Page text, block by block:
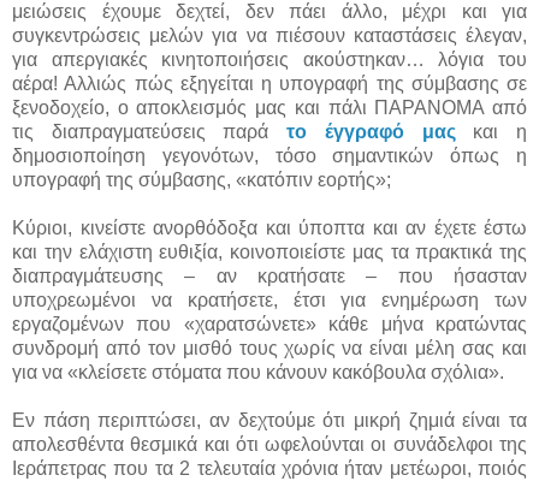
μειώσεις έχουμε δεχτεί, δεν πάει άλλο, μέχρι και για
συγκεντρώσεις μελών για να πιέσουν καταστάσεις έλεγαν,
για απεργιακές κινητοποιήσεις ακούστηκαν… λόγια του
αέρα! Αλλιώς πώς εξηγείται η υπογραφή της σύμβασης σε
ξενοδοχείο, ο αποκλεισμός μας και πάλι ΠΑΡΑΝΟΜΑ από
τις διαπραγματεύσεις παράτο έγγραφό μαςκαι η
δημοσιοποίηση γεγονότων, τόσο σημαντικών όπως η
υπογραφή της σύμβασης, «κατόπιν εορτής»;
Κύριοι, κινείστε ανορθόδοξα και ύποπτα και αν έχετε έστω
και την ελάχιστη ευθιξία, κοινοποιείστε μας τα πρακτικά της
διαπραγμάτευσης – αν κρατήσατε – που ήσασταν
υποχρεωμένοι να κρατήσετε, έτσι για ενημέρωση των
εργαζομένων που «χαρατσώνετε» κάθε μήνα κρατώντας
συνδρομή από τον μισθό τους χωρίς να είναι μέλη σας και
για να «κλείσετε στόματα που κάνουν κακόβουλα σχόλια».
Εν πάση περιπτώσει, αν δεχτούμε ότι μικρή ζημιά είναι τα
απολεσθέντα θεσμικά και ότι ωφελούνται οι συνάδελφοι της
Ιεράπετρας που τα 2 τελευταία χρόνια ήταν μετέωροι, ποιός